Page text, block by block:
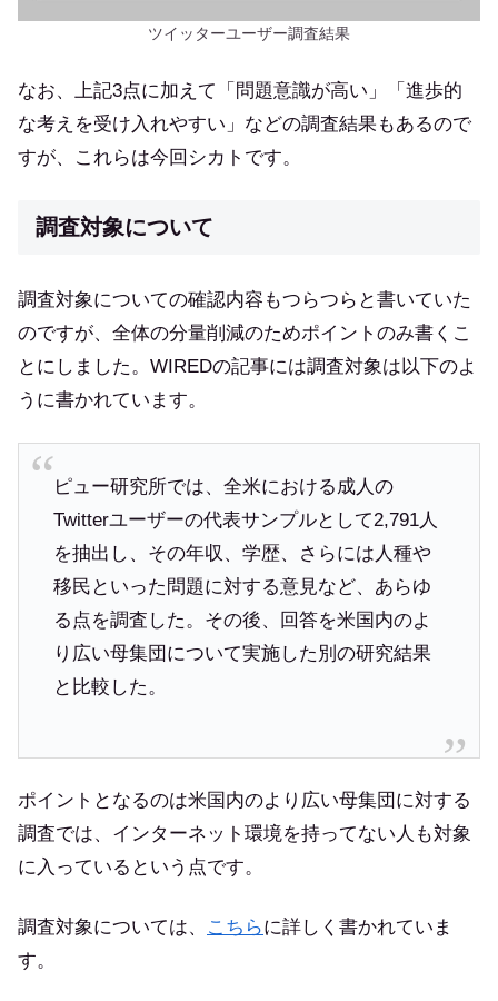
ツイッターユーザー調査結果
なお、上記3点に加えて「問題意識が高い」「進歩的
な考えを受け入れやすい」などの調査結果もあるので
すが、これらは今回シカトです。
調査対象について
調査対象についての確認内容もつらつらと書いていた
のですが、全体の分量削減のためポイントのみ書くこ
とにしました。WIREDの記事には調査対象は以下のよ
うに書かれています。
ピュー研究所では、全米における成人の
Twitterユーザーの代表サンプルとして2,791人
を抽出し、その年収、学歴、さらには人種や
移民といった問題に対する意見など、あらゆ
る点を調査した。その後、回答を米国内のよ
り広い母集団について実施した別の研究結果
と比較した。
ポイントとなるのは米国内のより広い母集団に対する
調査では、インターネット環境を持ってない人も対象
に入っているという点です。
調査対象については、 こちらに詳しく書かれていま
す。